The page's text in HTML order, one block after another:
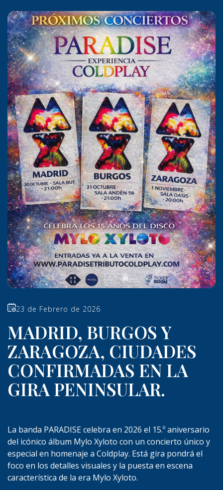
23 de Febrero de 2026
MADRID, BURGOS Y
ZARAGOZA, CIUDADES
CONFIRMADAS EN LA
GIRA PENINSULAR.
La banda PARADISE celebra en 2026 el 15.º aniversario
del icónico álbum Mylo Xyloto con un concierto único y
especial en homenaje a Coldplay. Está gira pondrá el
foco en los detalles visuales y la puesta en escena
característica de la era Mylo Xyloto.